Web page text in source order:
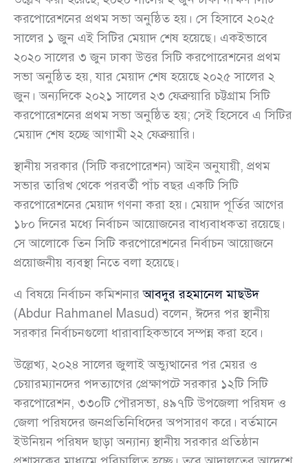
করপোরেশনের প্রথম সভা অনুষ্ঠিত হয়। সে হিসাবে ২০২৫
সালের ১ জুন এই সিটির মেয়াদ শেষ হয়েছে। একইভাবে
২০২০ সালের ৩ জুন ঢাকা উত্তর সিটি করপোরেশনের প্রথম
সভা অনুষ্ঠিত হয়, যার মেয়াদ শেষ হয়েছে ২০২৫ সালের ২
জুন। অন্যদিকে ২০২১ সালের ২৩ ফেব্রুয়ারি চট্টগ্রাম সিটি
করপোরেশনের প্রথম সভা অনুষ্ঠিত হয়; সেই হিসেবে এ সিটির
মেয়াদ শেষ হচ্ছে আগামী ২২ ফেব্রুয়ারি।
স্থানীয় সরকার (সিটি করপোরেশন) আইন অনুযায়ী, প্রথম
সভার তারিখ থেকে পরবর্তী পাঁচ বছর একটি সিটি
করপোরেশনের মেয়াদ গণনা করা হয়। মেয়াদ পূর্তির আগের
১৮০ দিনের মধ্যে নির্বাচন আয়োজনের বাধ্যবাধকতা রয়েছে।
সে আলোকে তিন সিটি করপোরেশনের নির্বাচন আয়োজনে
প্রয়োজনীয় ব্যবস্থা নিতে বলা হয়েছে।
এ বিষয়ে নির্বাচন কমিশনারআবদুর রহমানেল মাছউদ
(Abdur Rahmanel Masud) বলেন, ঈদের পর স্থানীয়
সরকার নির্বাচনগুলো ধারাবাহিকভাবে সম্পন্ন করা হবে।
উল্লেখ্য, ২০২৪ সালের জুলাই অভ্যুত্থানের পর মেয়র ও
চেয়ারম্যানদের পদত্যাগের প্রেক্ষাপটে সরকার ১২টি সিটি
করপোরেশন, ৩৩০টি পৌরসভা, ৪৯৭টি উপজেলা পরিষদ ও
জেলা পরিষদের জনপ্রতিনিধিদের অপসারণ করে। বর্তমানে
ইউনিয়ন পরিষদ ছাড়া অন্যান্য স্থানীয় সরকার প্রতিষ্ঠান